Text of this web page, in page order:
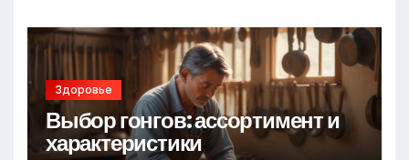
Здоровье
Выбор гонгов: ассортимент и
характеристики